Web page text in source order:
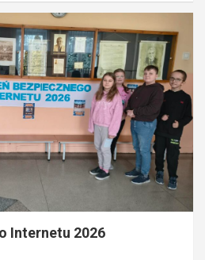
Internetu 2026